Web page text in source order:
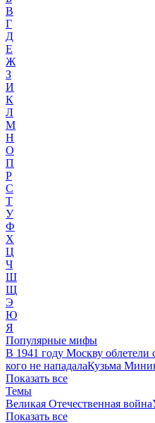
В
Г
Д
Е
Ж
З
И
К
Л
М
Н
О
П
Р
С
Т
У
Ф
Х
Ц
Ч
Ш
Щ
Э
Ю
Я
Популярные мифы
В 1941 году Москву облетели
кого не нападалаКузьма
Показать все
Темы
Великая Отечественная война
Показать все